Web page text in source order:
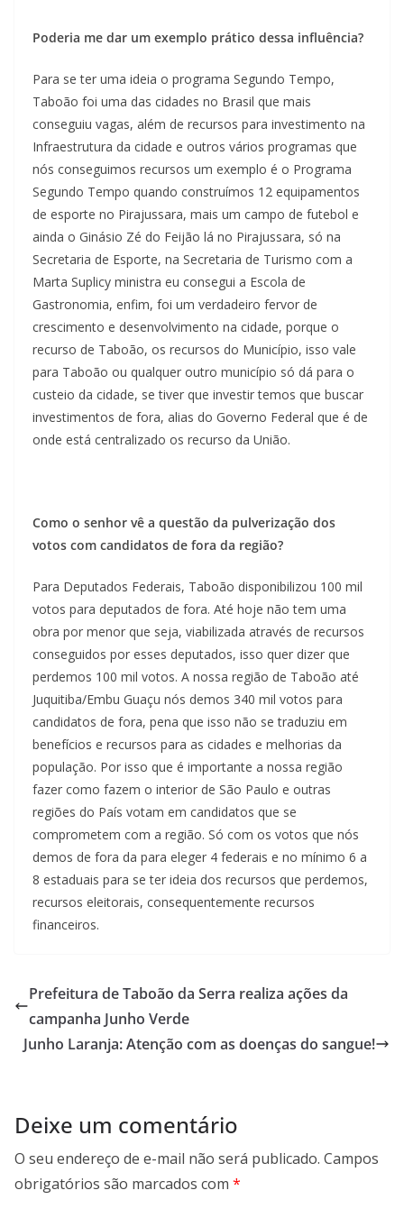
Poderia me dar um exemplo prático dessa influência?
Para se ter uma ideia o programa Segundo Tempo,
Taboão foi uma das cidades no Brasil que mais
conseguiu vagas, além de recursos para investimento na
Infraestrutura da cidade e outros vários programas que
nós conseguimos recursos um exemplo é o Programa
Segundo Tempo quando construímos 12 equipamentos
de esporte no Pirajussara, mais um campo de futebol e
ainda o Ginásio Zé do Feijão lá no Pirajussara, só na
Secretaria de Esporte, na Secretaria de Turismo com a
Marta Suplicy ministra eu consegui a Escola de
Gastronomia, enfim, foi um verdadeiro fervor de
crescimento e desenvolvimento na cidade, porque o
recurso de Taboão, os recursos do Município, isso vale
para Taboão ou qualquer outro município só dá para o
custeio da cidade, se tiver que investir temos que buscar
investimentos de fora, alias do Governo Federal que é de
onde está centralizado os recurso da União.
Como o senhor vê a questão da pulverização dos
votos com candidatos de fora da região?
Para Deputados Federais, Taboão disponibilizou 100 mil
votos para deputados de fora. Até hoje não tem uma
obra por menor que seja, viabilizada através de recursos
conseguidos por esses deputados, isso quer dizer que
perdemos 100 mil votos. A nossa região de Taboão até
Juquitiba/Embu Guaçu nós demos 340 mil votos para
candidatos de fora, pena que isso não se traduziu em
benefícios e recursos para as cidades e melhorias da
população. Por isso que é importante a nossa região
fazer como fazem o interior de São Paulo e outras
regiões do País votam em candidatos que se
comprometem com a região. Só com os votos que nós
demos de fora da para eleger 4 federais e no mínimo 6 a
8 estaduais para se ter ideia dos recursos que perdemos,
recursos eleitorais, consequentemente recursos
financeiros.
Prefeitura de Taboão da Serra realiza ações da
campanha Junho Verde
Junho Laranja: Atenção com as doenças do sangue!
Deixe um comentário
O seu endereço de e-mail não será publicado. Campos
obrigatórios são marcados com *